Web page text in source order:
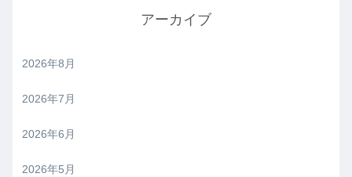
アーカイブ
2026年8月
2026年7月
2026年6月
2026年5月